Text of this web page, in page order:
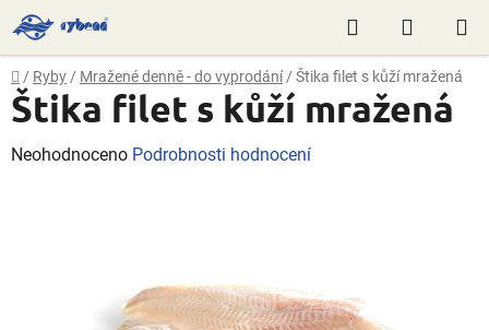
Přejít
na
obsah
Hledat
KOŠÍK
Domů
/ Ryby / Mražené denně - do vyprodání / Štika filet s kůží mražená
Štika filet s kůží mražená
Průměrné
Neohodnoceno Podrobnosti hodnocení